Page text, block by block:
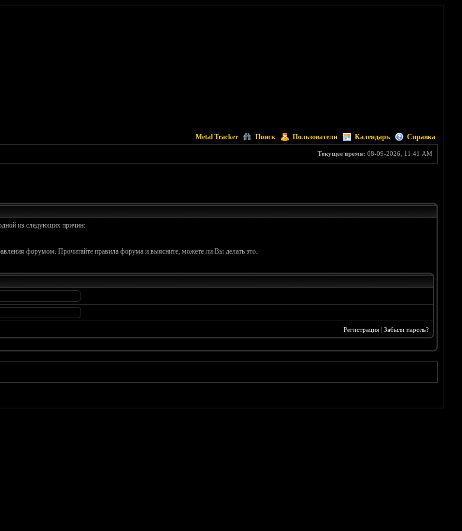
Metal Tracker Поиск Пользователи Календарь Справка
Текущее время: 08-09-2026, 11:41 AM
из следующих причин:
форумом. Прочитайте правила форума и выясните, можете ли Вы делать это.
Регистрация| Забыли пароль?